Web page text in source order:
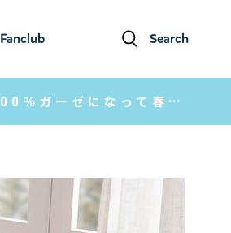
Fanclub Search
さりげなさが愛おしい。上品なムーミンシルエットの敷きパッドが、綿100％ガーゼになって春夏に登場。